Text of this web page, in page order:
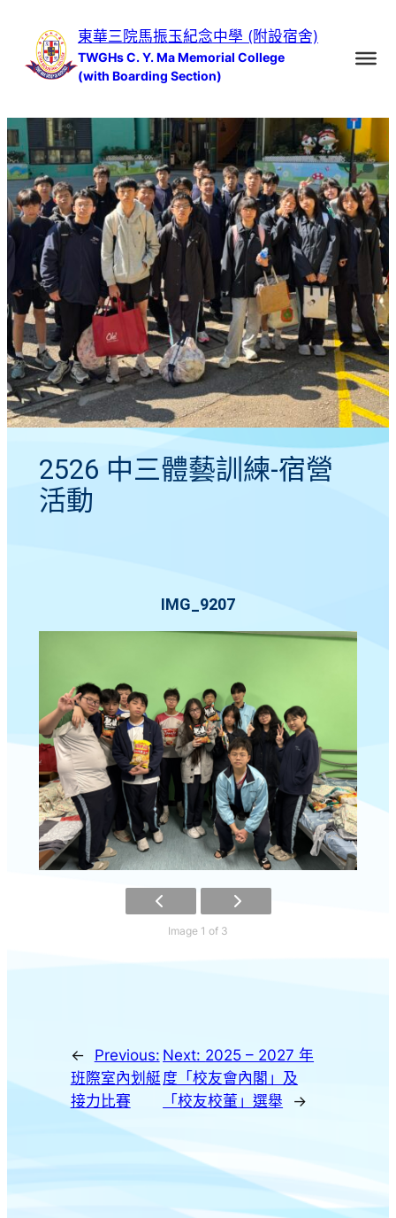
容
東華三院馬振玉紀念中學 (附設宿舍)
TWGHs C. Y. Ma Memorial College
(with Boarding Section)
2526 中三體藝訓練-宿營
活動
IMG_9207
Image 1 of 3
←
Previous:
班際室內划艇
接力比賽
Next: 2025 – 2027 年
度「校友會內閣」及
「校友校董」選舉
→